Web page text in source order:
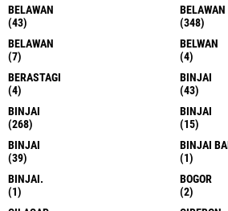
BELAWAN
(43)
BELAWAN
(348)
BELAWAN
(7)
BELWAN
(4)
BERASTAGI
(4)
BINJAI
(43)
BINJAI
(268)
BINJAI
(15)
BINJAI
(39)
BINJAI
(1)
BINJAI.
(1)
BOGOR
(2)